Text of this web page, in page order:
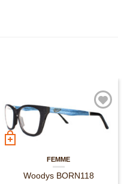
FEMME
Woodys BORN118